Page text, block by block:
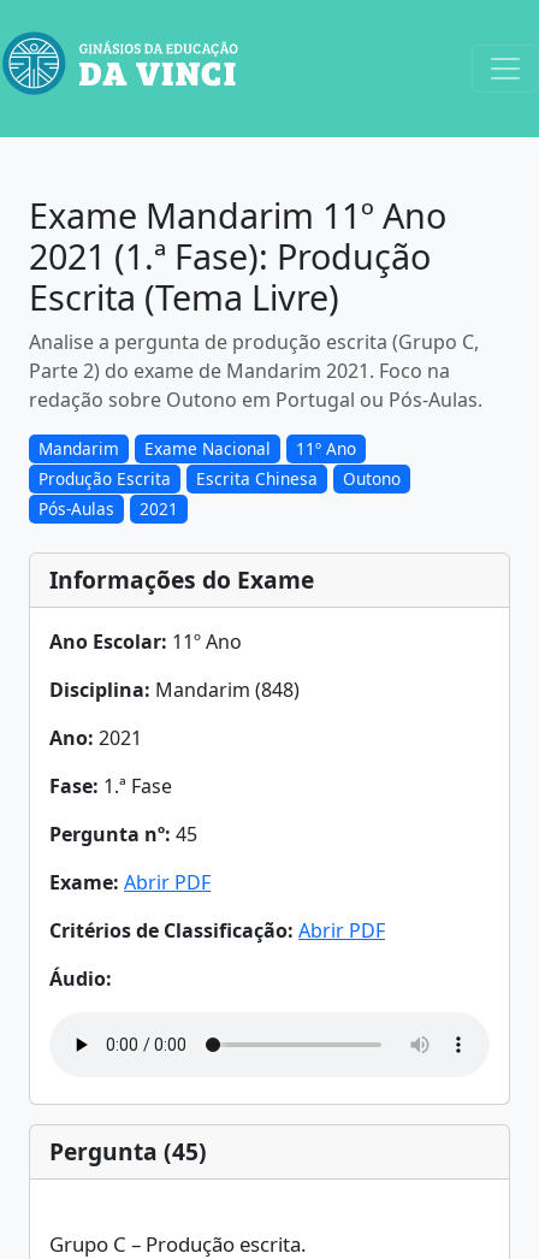
Exame Mandarim 11º Ano
2021 (1.ª Fase): Produção
Escrita (Tema Livre)
Analise a pergunta de produção escrita (Grupo C,
Parte 2) do exame de Mandarim 2021. Foco na
redação sobre Outono em Portugal ou Pós-Aulas.
Mandarim Exame Nacional
11º Ano
Produção Escrita
Escrita Chinesa
Outono
Pós-Aulas
2021
Informações do Exame
Ano Escolar: 11º Ano
Disciplina: Mandarim (848)
Ano: 2021
Fase: 1.ª Fase
Pergunta nº: 45
Exame: Abrir PDF
Critérios de Classificação: Abrir PDF
Áudio:
Pergunta (45)
Grupo C – Produção escrita.